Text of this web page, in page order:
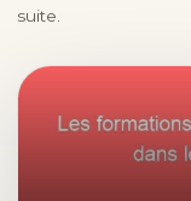
suite.